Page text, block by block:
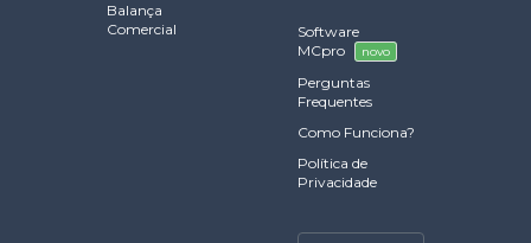
Balança
Comercial
Software
MCpro
novo
Perguntas
Frequentes
Como Funciona?
Política de
Privacidade